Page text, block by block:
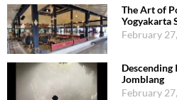
The Art of
Yogyakarta
February
Descending
Jomblang
February